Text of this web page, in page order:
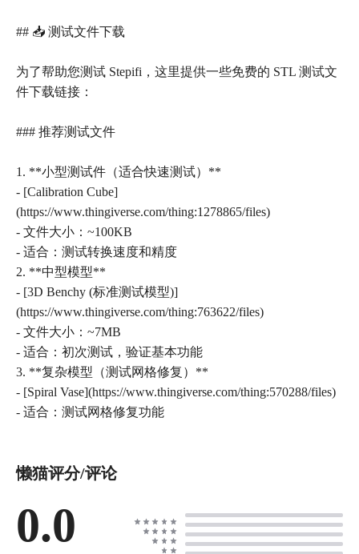
## 📥 测试文件下载
为了帮助您测试 Stepifi，这里提供一些免费的 STL 测试文
件下载链接：
### 推荐测试文件
1. **小型测试件（适合快速测试）**
- [Calibration Cube]
(https://www.thingiverse.com/thing:1278865/files)
- 文件大小：~100KB
- 适合：测试转换速度和精度
2. **中型模型**
- [3D Benchy (标准测试模型)]
(https://www.thingiverse.com/thing:763622/files)
- 文件大小：~7MB
- 适合：初次测试，验证基本功能
3. **复杂模型（测试网格修复）**
- [Spiral Vase](https://www.thingiverse.com/thing:570288/files)
懒猫评分/评论
0.0